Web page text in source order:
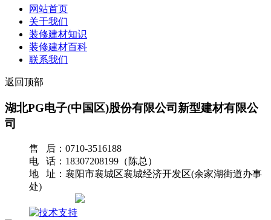
网站首页
关于我们
装修建材知识
装修建材百科
联系我们
返回顶部
湖北PG电子(中国区)股份有限公司新型建材有限公
司
售 后：0710-3516188
电 话：18307208199（陈总）
地 址：襄阳市襄城区襄城经济开发区(余家湖街道办事
处)